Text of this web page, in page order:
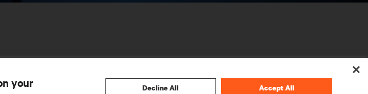
your
Decline All Accept All